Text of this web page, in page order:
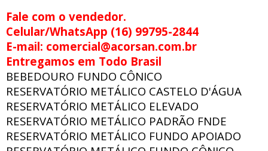
Fale com o vendedor.
Celular/WhatsApp (16) 99795-2844
E-mail: comercial@acorsan.com.br
Entregamos em Todo Brasil
BEBEDOURO FUNDO CÔNICO
RESERVATÓRIO METÁLICO CASTELO D'ÁGUA
RESERVATÓRIO METÁLICO ELEVADO
RESERVATÓRIO METÁLICO PADRÃO FNDE
RESERVATÓRIO METÁLICO FUNDO APOIADO